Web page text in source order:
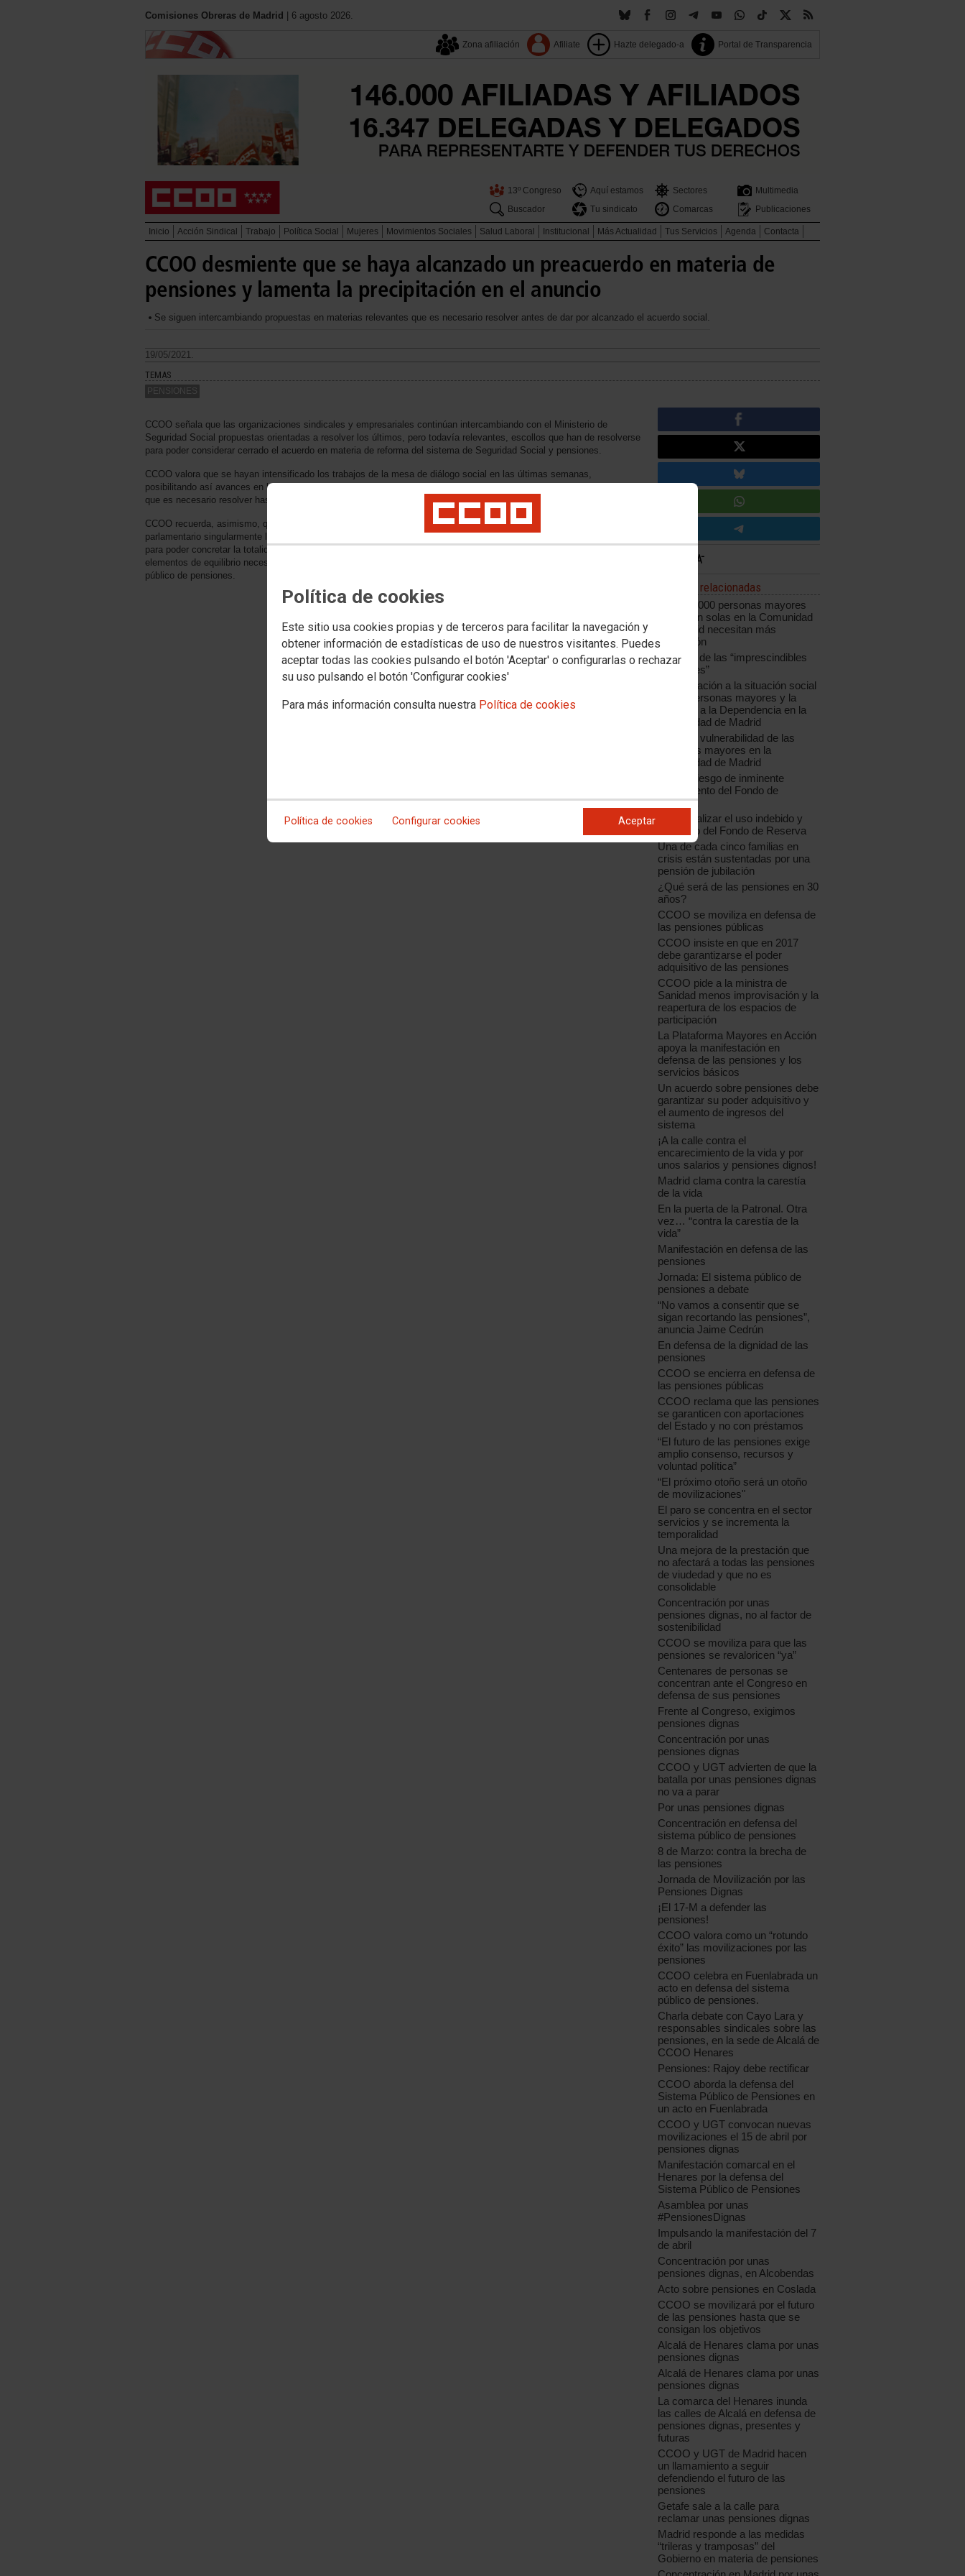
Política de cookies
Este sitio usa cookies propias y de terceros para facilitar la navegación y
obtener información de estadísticas de uso de nuestros visitantes. Puedes
aceptar todas las cookies pulsando el botón 'Aceptar' o configurarlas o rechazar
su uso pulsando el botón 'Configurar cookies'
Para más información consulta nuestra Política de cookies
Política de cookies Configurar cookies Aceptar
Comisiones Obreras de Madrid | 6 agosto 2026.
Zona afiliación Afiliate Hazte delegado-a Portal de Transparencia
13º Congreso Aquí estamos Sectores
Multimedia
Buscador
Tu sindicato Comarcas Publicaciones
Inicio Acción Sindical Trabajo Política Social Mujeres Movimientos Sociales Salud Laboral Institucional Más Actualidad Tus Servicios Agenda Contacta
CCOO desmiente que se haya alcanzado un preacuerdo en materia de
pensiones y lamenta la precipitación en el anuncio
Se siguen intercambiando propuestas en materias relevantes que es necesario resolver antes de dar por alcanzado el acuerdo social.
19/05/2021.
TEMAS
PENSIONES
CCOO señala que las organizaciones sindicales y empresariales continúan intercambiando con el Ministerio de
Seguridad Social propuestas orientadas a resolver los últimos, pero todavía relevantes, escollos que han de resolverse
para poder considerar cerrado el acuerdo en materia de reforma del sistema de Seguridad Social y pensiones.
CCOO valora que se hayan intensificado los trabajos de la mesa de diálogo social en las últimas semanas,
posibilitando así avances en la negociación pero advierte que, no obstante, aún son varias las cuestiones de relevancia
que es necesario resolver hasta poder considerar que se ha alcanzado un acuerdo.
CCOO recuerda, asimismo, que la trascendencia de la reforma que requiere el sistema de pensiones obligó a un debate
parlamentario singularmente largo. Y, en la misma medida, reclama a todos los actores implicados el sosiego necesario
para poder concretar la totalidad de medidas que hagan posible un acuerdo de diálogo social que contenga los
elementos de equilibrio necesarios para garantizar el consenso político y social que precisa el futuro del sistema
público de pensiones.
Noticias relacionadas
Las 230.000 personas mayores
que viven solas en la Comunidad
de Madrid necesitan más
protección
El futuro de las “imprescindibles
pensiones”
Aproximación a la situación social
de las personas mayores y la
atención a la Dependencia en la
Comunidad de Madrid
Crece la vulnerabilidad de las
personas mayores en la
Comunidad de Madrid
Ante el riesgo de inminente
agotamiento del Fondo de
Reserva
Debe finalizar el uso indebido y
excesivo del Fondo de Reserva
Una de cada cinco familias en
crisis están sustentadas por una
pensión de jubilación
¿Qué será de las pensiones en 30
años?
CCOO se moviliza en defensa de
las pensiones públicas
CCOO insiste en que en 2017
debe garantizarse el poder
adquisitivo de las pensiones
CCOO pide a la ministra de
Sanidad menos improvisación y la
reapertura de los espacios de
participación
La Plataforma Mayores en Acción
apoya la manifestación en
defensa de las pensiones y los
servicios básicos
Un acuerdo sobre pensiones debe
garantizar su poder adquisitivo y
el aumento de ingresos del
sistema
¡A la calle contra el
encarecimiento de la vida y por
unos salarios y pensiones dignos!
Madrid clama contra la carestía
de la vida
En la puerta de la Patronal. Otra
vez… “contra la carestía de la
vida”
Manifestación en defensa de las
pensiones
Jornada: El sistema público de
pensiones a debate
“No vamos a consentir que se
sigan recortando las pensiones”,
anuncia Jaime Cedrún
En defensa de la dignidad de las
pensiones
CCOO se encierra en defensa de
las pensiones públicas
CCOO reclama que las pensiones
se garanticen con aportaciones
del Estado y no con préstamos
“El futuro de las pensiones exige
amplio consenso, recursos y
voluntad política”
“El próximo otoño será un otoño
de movilizaciones"
El paro se concentra en el sector
servicios y se incrementa la
temporalidad
Una mejora de la prestación que
no afectará a todas las pensiones
de viudedad y que no es
consolidable
Concentración por unas
pensiones dignas, no al factor de
sostenibilidad
CCOO se moviliza para que las
pensiones se revaloricen “ya”
Centenares de personas se
concentran ante el Congreso en
defensa de sus pensiones
Frente al Congreso, exigimos
pensiones dignas
Concentración por unas
pensiones dignas
CCOO y UGT advierten de que la
batalla por unas pensiones dignas
no va a parar
Por unas pensiones dignas
Concentración en defensa del
sistema público de pensiones
8 de Marzo: contra la brecha de
las pensiones
Jornada de Movilización por las
Pensiones Dignas
¡El 17-M a defender las
pensiones!
CCOO valora como un “rotundo
éxito” las movilizaciones por las
pensiones
CCOO celebra en Fuenlabrada un
acto en defensa del sistema
público de pensiones.
Charla debate con Cayo Lara y
responsables sindicales sobre las
pensiones, en la sede de Alcalá de
CCOO Henares
Pensiones: Rajoy debe rectificar
CCOO aborda la defensa del
Sistema Público de Pensiones en
un acto en Fuenlabrada
CCOO y UGT convocan nuevas
movilizaciones el 15 de abril por
pensiones dignas
Manifestación comarcal en el
Henares por la defensa del
Sistema Público de Pensiones
Asamblea por unas
#PensionesDignas
Impulsando la manifestación del 7
de abril
Concentración por unas
pensiones dignas, en Alcobendas
Acto sobre pensiones en Coslada
CCOO se movilizará por el futuro
de las pensiones hasta que se
consigan los objetivos
Alcalá de Henares clama por unas
pensiones dignas
Alcalá de Henares clama por unas
pensiones dignas
La comarca del Henares inunda
las calles de Alcalá en defensa de
pensiones dignas, presentes y
futuras
CCOO y UGT de Madrid hacen
un llamamiento a seguir
defendiendo el futuro de las
pensiones
Getafe sale a la calle para
reclamar unas pensiones dignas
Madrid responde a las medidas
“trileras y tramposas” del
Gobierno en materia de pensiones